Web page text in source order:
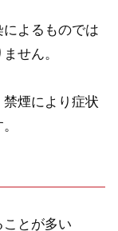
よるものでは
せん。
煙により症状
とが多い